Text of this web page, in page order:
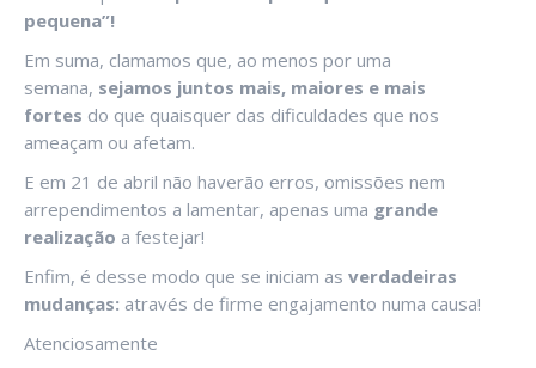
pequena”!
Em suma, clamamos que, ao menos por uma
semana, sejamos juntos mais, maiores e mais
fortes do que quaisquer das dificuldades que nos
ameaçam ou afetam.
E em 21 de abril não haverão erros, omissões nem
arrependimentos a lamentar, apenas uma grande
realização a festejar!
Enfim, é desse modo que se iniciam as verdadeiras
mudanças: através de firme engajamento numa causa!
Atenciosamente